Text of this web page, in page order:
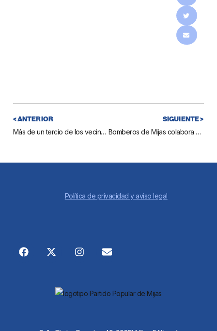
< ANTERIOR
Más de un tercio de los vecinos de Mijas Pueblo culminan las reparaciones estéticas exigidas por la ordenanza municipal
SIGUIENTE >
Bomberos de Mijas colabora en la extinción de un incendio en Fuengirola
Política de privacidad y aviso legal